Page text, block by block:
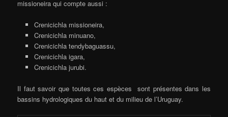
missioneira qui compte aussi :
Crenicichla missioneira,
Crenicichla minuano,
Crenicichla tendybaguassu,
Crenicichla igara,
Crenicichla jurubi.
Il faut savoir que toutes ces espèces sont présentes dans les
bassins hydrologiques du haut et du milieu de l’Uruguay.